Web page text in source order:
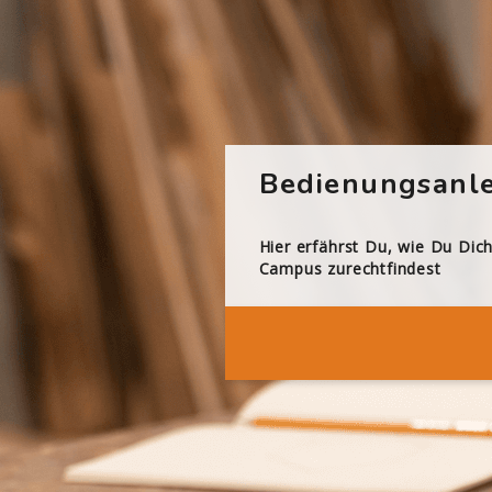
Hier erfährst Du, wie Du
Campus zurechtfindest